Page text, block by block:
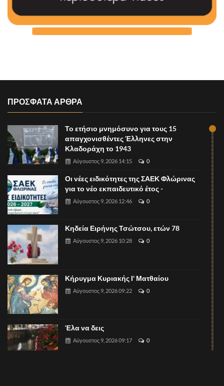
ΠΡΟΣΦΑΤΑ ΑΡΘΡΑ
Το ετήσιο μνημόσυνο για τους 15
απαγχονισθέντες Έλληνες στην
Κλαδοράχη το 1943
Αύγουστος 9, 2026 14:15 0
Οι νέες ειδικότητες της ΣΑΕΚ Φλώρινας
για το νέο εκπαιδευτικό έτος -
Αύγουστος 9, 2026 12:46 0
Κηδεία Ειρήνης Τσώτσου, ετών 78
Αύγουστος 9, 2026 10:28 0
Κήρυγμα Κυριακής Ι' Ματθαίου
Αύγουστος 9, 2026 09:22 0
Έλα να δεις
Αύγουστος 9, 2026 09:17 0